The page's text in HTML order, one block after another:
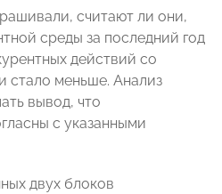
считают ли они,
среды за последний год
действий со
стало меньше. Анализ
вывод, что
с указанными
двух блоков